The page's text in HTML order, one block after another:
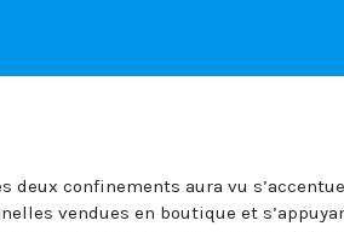
deux confinements aura vu
vendues en boutique et